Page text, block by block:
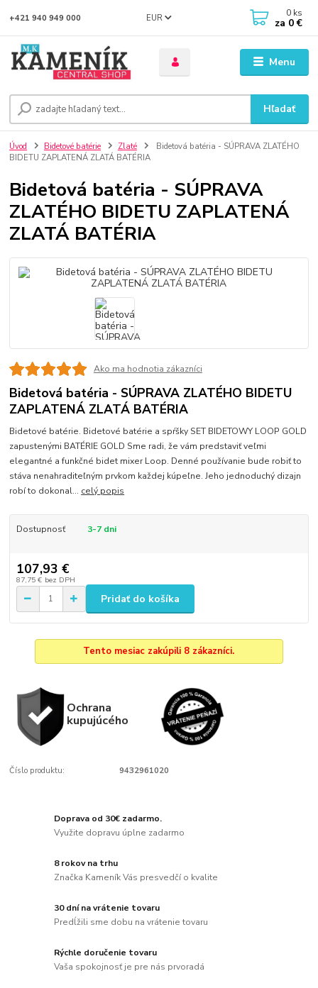
Menu
EUR
Hľadať
+421 940 949 000 0 ks
za 0 €
Úvod Bidetové batérie Zlaté
Bidetová batéria - SÚPRAVA ZLATÉHO
BIDETU ZAPLATENÁ ZLATÁ BATÉRIA
Bidetová batéria - SÚPRAVA
ZLATÉHO BIDETU ZAPLATENÁ
ZLATÁ BATÉRIA
Ako ma hodnotia zákazníci
Bidetová batéria - SÚPRAVA ZLATÉHO BIDETU
ZAPLATENÁ ZLATÁ BATÉRIA
Bidetové batérie. Bidetové batérie a spŕšky SET BIDETOWY LOOP GOLD
zapustenými BATÉRIE GOLD Sme radi, že vám predstaviť veľmi
elegantné a funkčné bidet mixer Loop. Denné používanie bude robiť to
stáva nenahraditeľným prvkom každej kúpeľne. Jeho jednoduchý dizajn
robí to dokonal... celý popis
Dostupnosť 3-7 dni
107,93 €
87,75 € bez DPH
Pridať do košíka
Tento mesiac zakúpili 8 zákazníci.
Ochrana
kupujúcého
Číslo produktu: 9432961020
Doprava od 30€ zadarmo.
Využite dopravu úplne zadarmo
8 rokov na trhu
Značka Kameník Vás presvedčí o kvalite
30 dní na vrátenie tovaru
Predĺžili sme dobu na vrátenie tovaru
Rýchle doručenie tovaru
Vaša spokojnosť je pre nás prvoradá